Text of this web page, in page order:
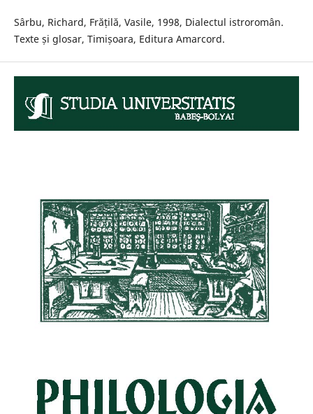
Sârbu, Richard, Frățilă, Vasile, 1998, Dialectul istroromân.
Texte și glosar, Timișoara, Editura Amarcord.